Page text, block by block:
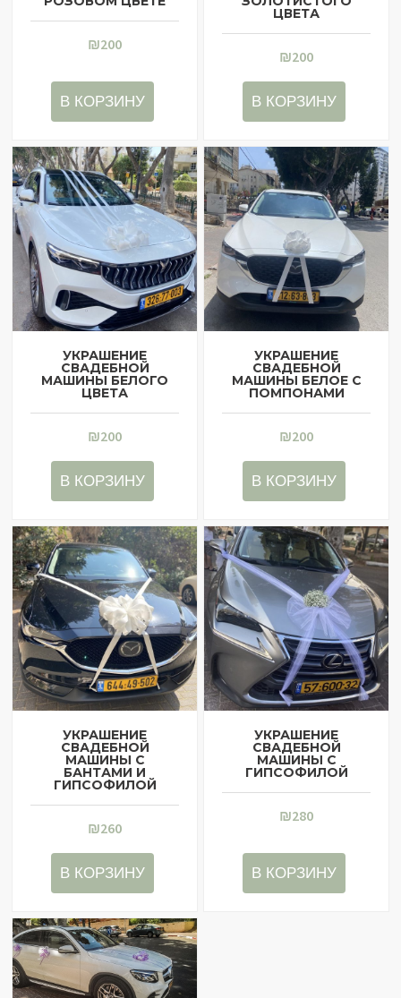
₪200
В КОРЗИНУ
ЦВЕТА
₪200
В КОРЗИНУ
УКРАШЕНИЕ
СВАДЕБНОЙ
МАШИНЫ БЕЛОГО
ЦВЕТА
₪200
В КОРЗИНУ
УКРАШЕНИЕ
СВАДЕБНОЙ
МАШИНЫ БЕЛОЕ С
ПОМПОНАМИ
₪200
В КОРЗИНУ
УКРАШЕНИЕ
СВАДЕБНОЙ
МАШИНЫ С
БАНТАМИ И
ГИПСОФИЛОЙ
₪260
В КОРЗИНУ
УКРАШЕНИЕ
СВАДЕБНОЙ
МАШИНЫ С
ГИПСОФИЛОЙ
₪280
В КОРЗИНУ